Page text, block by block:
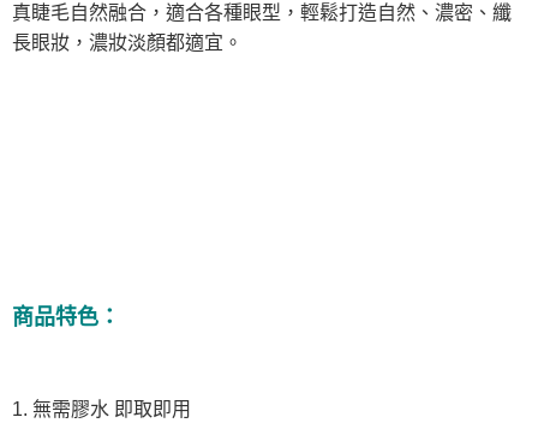
真睫毛自然融合，適合各種眼型，輕鬆打造自然、濃密、纖
長眼妝，濃妝淡顏都適宜。
商品特色：
1. 無需膠水 即取即用